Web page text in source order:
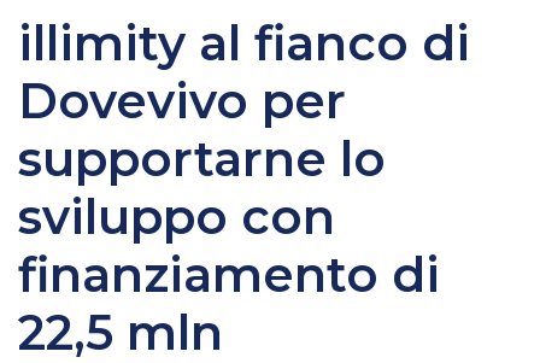
illimity al fianco di
Dovevivo per
supportarne lo
sviluppo con
finanziamento di
22,5 mln